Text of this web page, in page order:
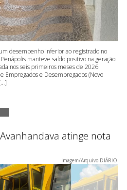
desempenho inferior ao registrado no
manteve saldo positivo na geração
nos seis primeiros meses de 2026.
Empregados e Desempregados (Novo
atinge nota
Imagem/Arquivo DIÁRIO